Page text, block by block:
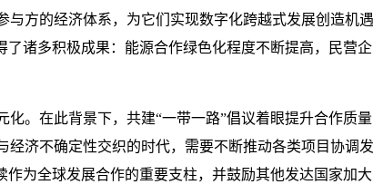
方的经济体系，为它们实现数字化跨越式发展创造机遇
诸多积极成果：能源合作绿色化程度不断提高，民营
。在此背景下，共建“一带一路”倡议着眼提升合作质
济不确定性交织的时代，需要不断推动各类项目协调
为全球发展合作的重要支柱，并鼓励其他发达国家加